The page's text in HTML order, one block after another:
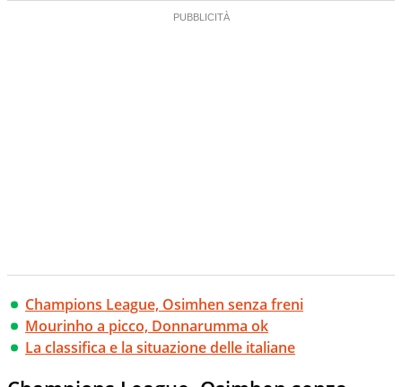
Champions League, Osimhen senza freni
Mourinho a picco, Donnarumma ok
La classifica e la situazione delle italiane